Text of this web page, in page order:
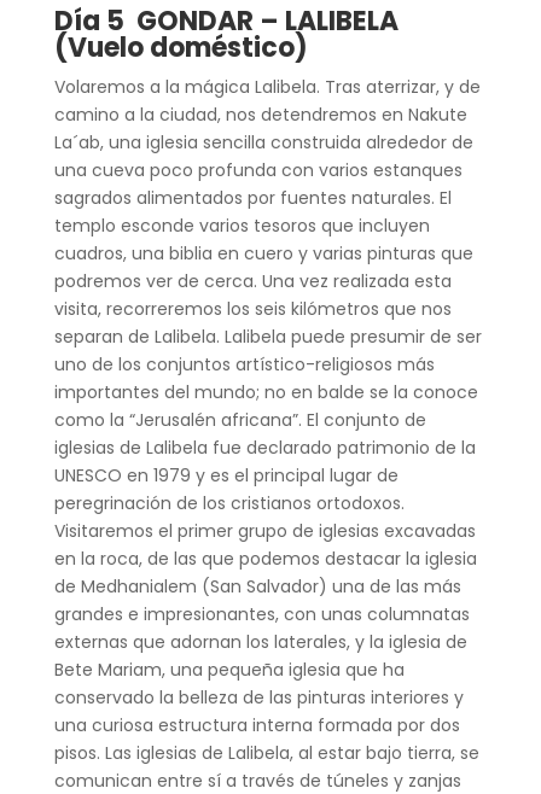
Día 5 GONDAR – LALIBELA
(Vuelo doméstico)
Volaremos a la mágica Lalibela. Tras aterrizar, y de
camino a la ciudad, nos detendremos en Nakute
La´ab, una iglesia sencilla construida alrededor de
una cueva poco profunda con varios estanques
sagrados alimentados por fuentes naturales. El
templo esconde varios tesoros que incluyen
cuadros, una biblia en cuero y varias pinturas que
podremos ver de cerca. Una vez realizada esta
visita, recorreremos los seis kilómetros que nos
separan de Lalibela. Lalibela puede presumir de ser
uno de los conjuntos artístico-religiosos más
importantes del mundo; no en balde se la conoce
como la “Jerusalén africana”. El conjunto de
iglesias de Lalibela fue declarado patrimonio de la
UNESCO en 1979 y es el principal lugar de
peregrinación de los cristianos ortodoxos.
Visitaremos el primer grupo de iglesias excavadas
en la roca, de las que podemos destacar la iglesia
de Medhanialem (San Salvador) una de las más
grandes e impresionantes, con unas columnatas
externas que adornan los laterales, y la iglesia de
Bete Mariam, una pequeña iglesia que ha
conservado la belleza de las pinturas interiores y
una curiosa estructura interna formada por dos
pisos. Las iglesias de Lalibela, al estar bajo tierra, se
comunican entre sí a través de túneles y zanjas